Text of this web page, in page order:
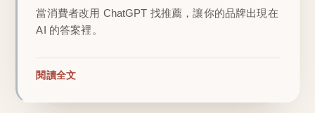
當消費者改用 ChatGPT 找推薦，讓你的品牌出現在
AI 的答案裡。
閱讀全文